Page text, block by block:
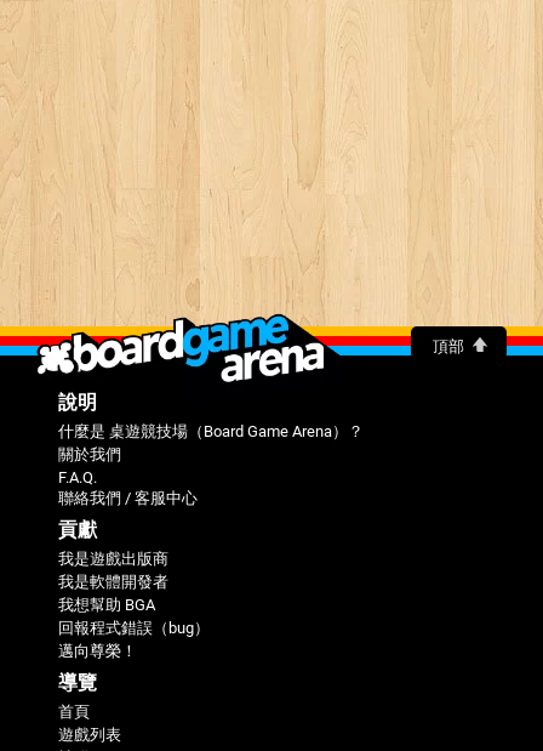
頂部
說明
什麼是 桌遊競技場（Board Game Arena）？
關於我們
F.A.Q.
聯絡我們 / 客服中心
貢獻
我是遊戲出版商
我是軟體開發者
我想幫助 BGA
回報程式錯誤（bug）
邁向尊榮！
導覽
首頁
遊戲列表